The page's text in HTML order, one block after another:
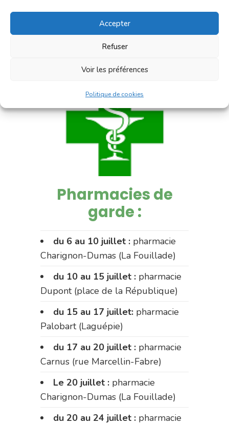
Accepter
Refuser
Voir les préférences
Politique de cookies
4 postes disponibles
Pharmacies de
garde :
du 6 au 10 juillet : pharmacie
Charignon-Dumas (La Fouillade)
du 10 au 15 juillet : pharmacie
Dupont (place de la République)
du 15 au 17 juillet: pharmacie
Palobart (Laguépie)
du 17 au 20 juillet : pharmacie
Carnus (rue Marcellin-Fabre)
Le 20 juillet : pharmacie
Charignon-Dumas (La Fouillade)
du 20 au 24 juillet : pharmacie